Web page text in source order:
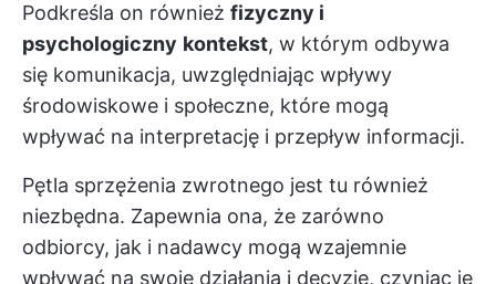
Podkreśla on również fizyczny i
psychologiczny kontekst, w którym odbywa
się komunikacja, uwzględniając wpływy
środowiskowe i społeczne, które mogą
wpływać na interpretację i przepływ informacji.
Pętla sprzężenia zwrotnego jest tu również
niezbędna. Zapewnia ona, że zarówno
odbiorcy, jak i nadawcy mogą wzajemnie
wpływać na swoje działania i decyzje, czyniąc je